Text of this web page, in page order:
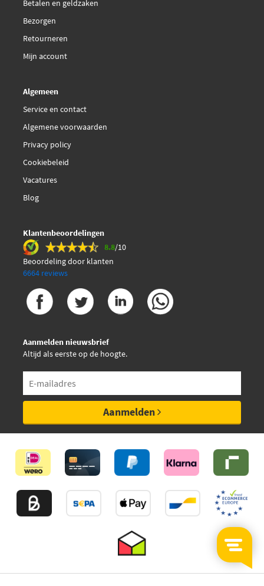
Betalen en geldzaken
Bezorgen
Retourneren
Mijn account
Algemeen
Service en contact
Algemene voorwaarden
Privacy policy
Cookiebeleid
Vacatures
Blog
Klantenbeoordelingen
8.8/10
Beoordeling door klanten
6664 reviews
Aanmelden nieuwsbrief
Altijd als eerste op de hoogte.
Aanmelden